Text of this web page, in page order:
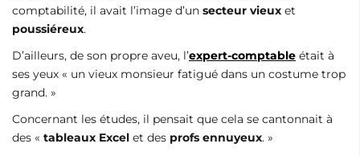
comptabilité, il avait l’image d’un secteur vieux et
poussiéreux.
D’ailleurs, de son propre aveu, l’expert-comptable était à
ses yeux « un vieux monsieur fatigué dans un costume trop
grand. »
Concernant les études, il pensait que cela se cantonnait à
des « tableaux Excel et des profs ennuyeux. »